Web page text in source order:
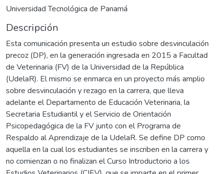
Universidad Tecnológica de Panamá
Descripción
Esta comunicación presenta un estudio sobre desvinculación
precoz (DP), en la generación ingresada en 2015 a Facultad
de Veterinaria (FV) de la Universidad de la República
(UdelaR). El mismo se enmarca en un proyecto más amplio
sobre desvinculación y rezago en la carrera, que lleva
adelante el Departamento de Educación Veterinaria, la
Secretaria Estudiantil y el Servicio de Orientación
Psicopedagógica de la FV junto con el Programa de
Respaldo al Aprendizaje de la UdelaR. Se define DP como
aquella en la cual los estudiantes se inscriben en la carrera y
no comienzan o no finalizan el Curso Introductorio a los